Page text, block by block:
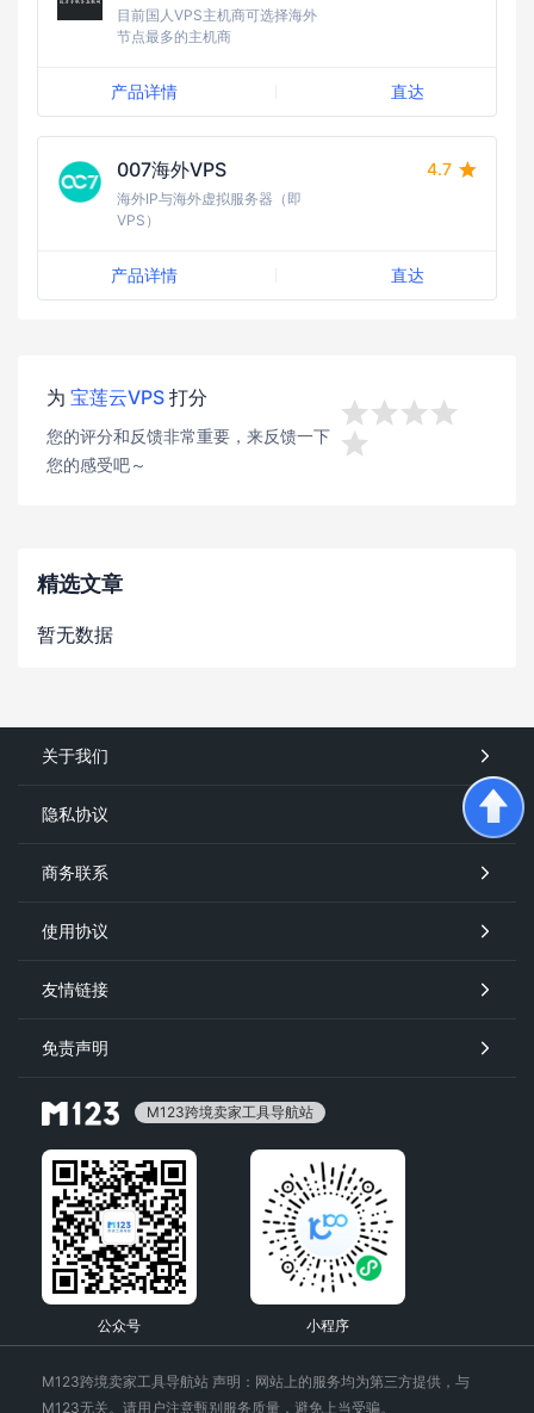
目前国人VPS主机商可选择海外
节点最多的主机商
产品详情 直达
007海外VPS 4.7
海外IP与海外虚拟服务器（即
VPS）
产品详情 直达
为 宝莲云VPS 打分
您的评分和反馈非常重要，来反馈一下
您的感受吧～


精选文章
暂无数据
关于我们
隐私协议
商务联系
使用协议
友情链接
免责声明
M123跨境卖家工具导航站
公众号 小程序
M123跨境卖家工具导航站 声明：网站上的服务均为第三方提供，与
M123无关。请用户注意甄别服务质量，避免上当受骗。